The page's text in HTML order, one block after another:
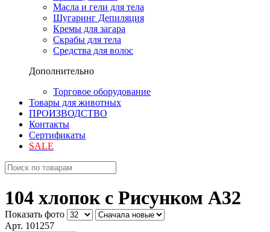
Масла и гели для тела
Шугаринг Депиляция
Кремы для загара
Скрабы для тела
Средства для волос
Дополнительно
Торговое оборудование
Товары для животных
ПРОИЗВОДСТВО
Контакты
Сертификаты
SALE
104 хлопок с Рисунком A32
Показать фото
Арт. 101257